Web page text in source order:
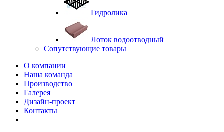
Гидролика
Лоток водоотводный
Сопутствующие товары
О компании
Наша команда
Производство
Галерея
Дизайн-проект
Контакты